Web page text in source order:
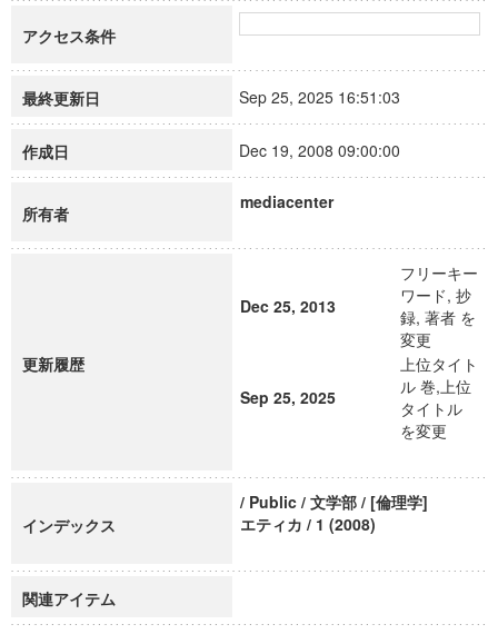
アクセス条件
最終更新日 Sep 25, 2025 16:51:03
作成日 Dec 19, 2008 09:00:00
所有者
mediacenter
更新履歴
Dec 25, 2013
フリーキー
ワード, 抄
録, 著者 を
変更
Sep 25, 2025
上位タイト
ル 巻,上位
タイトル
を変更
インデックス
/ Public / 文学部 / [倫理学]
エティカ / 1 (2008)
関連アイテム